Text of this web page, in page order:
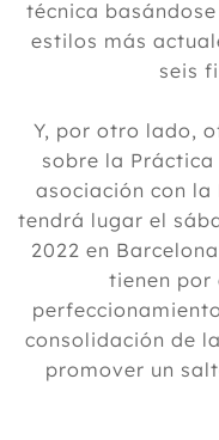
técnica
estilos más
seis
Y, por otro lado,
sobre la Práctica
asociación con la
tendrá lugar el
2022 en
tienen por
consolidación de
promover un